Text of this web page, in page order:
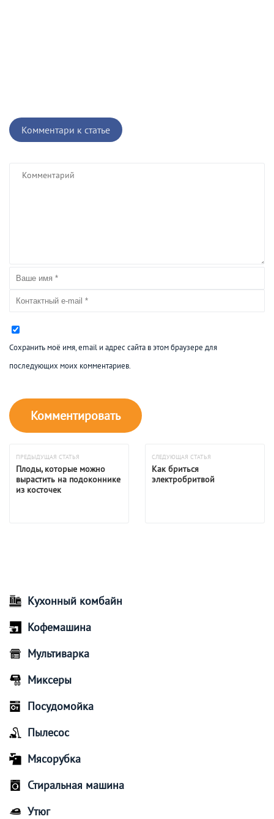
Комментари к статье
Сохранить моё имя, email и адрес сайта в этом браузере для
последующих моих комментариев.
ПРЕДЫДУЩАЯ СТАТЬЯ
Плоды, которые можно
вырастить на подоконнике
из косточек
СЛЕДУЮЩАЯ СТАТЬЯ
Как бриться
электробритвой
Кухонный комбайн
Кофемашина
Мультиварка
Миксеры
Посудомойка
Пылесос
Мясорубка
Стиральная машина
Утюг